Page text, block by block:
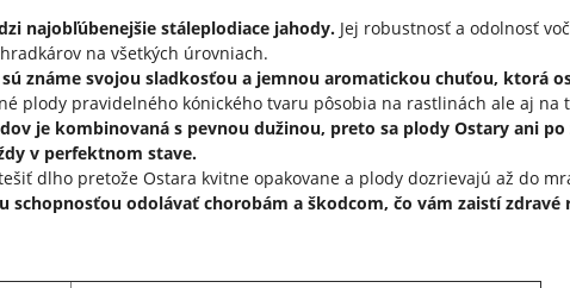
najobľúbenejšie stáleplodiace jahody.Jej robustnosť a odolnosť
na všetkých úrovniach.
sú známe svojou sladkosťou a jemnou aromatickou chuťou, ktorá
plody pravidelného kónického tvaru pôsobia na rastlinách ale aj
je kombinovaná s pevnou dužinou, preto sa plody Ostary ani po
v perfektnom stave.
dlho pretože Ostara kvitne opakovane a plody dozrievajú až do
schopnosťou odolávať chorobám a škodcom, čo vám zaistí